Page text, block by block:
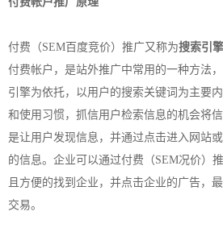
付费（SEM百度竞价）推广又称为搜索引
付费帐户，是站外推广中常用的一种方法
引擎为依托，以用户的搜索关键词为主要
和使用习惯，抓信用户检索信息的机会将
是让用户发现信息，并通过点击进入网站
的信息。企业可以通过付费（SEM况价）
且方便的找到企业，并点击企业的广告，
交易。